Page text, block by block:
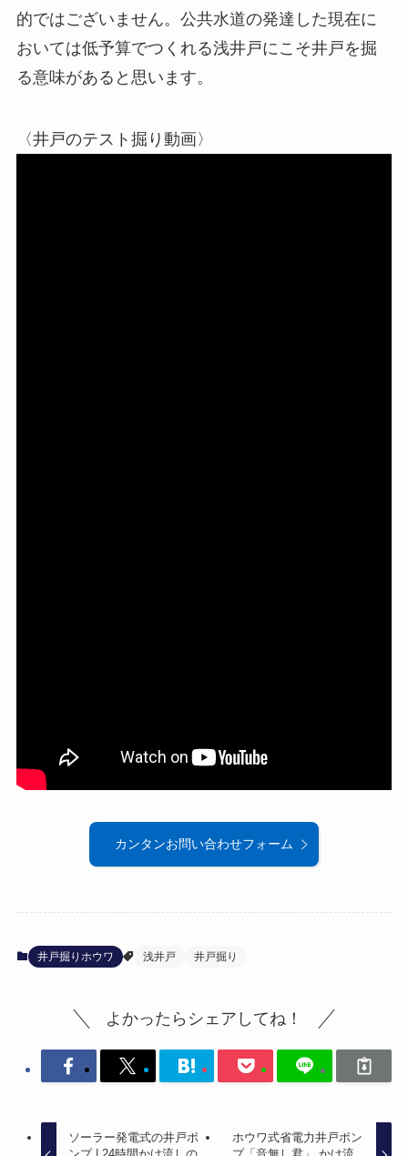
的ではございません。公共水道の発達した現在に
おいては低予算でつくれる浅井戸にこそ井戸を掘
る意味があると思います。
〈井戸のテスト掘り動画〉
カンタンお問い合わせフォーム
井戸掘りホウワ 浅井戸 井戸掘り
よかったらシェアしてね！
ソーラー発電式の井戸ポ
ホウワ式省電力井戸ポン